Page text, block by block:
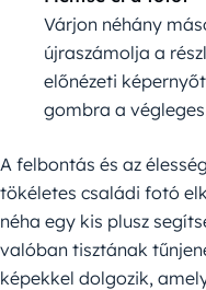
Várjon néhány
újraszámolja a
előnézeti
gombra a
A felbontás és az
tökéletes családi fotó
néha egy kis plusz
valóban tisztának
képekkel dolgozik,